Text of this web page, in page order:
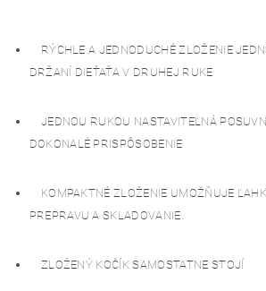
RÝCHLE A JEDNODUCHÉ ZLOŽENIE
DRŽANÍ DIEŤAŤA V DRUHEJ RUKE
JEDNOU RUKOU NASTAVITEĽNÁ
DOKONALÉ PRISPÔSOBENIE
KOMPAKTNÉ ZLOŽENIE UMOŽŇUJE
PREPRAVU A SKLADOVANIE.
ZLOŽENÝ KOČÍK SAMOSTATNE STOJÍ